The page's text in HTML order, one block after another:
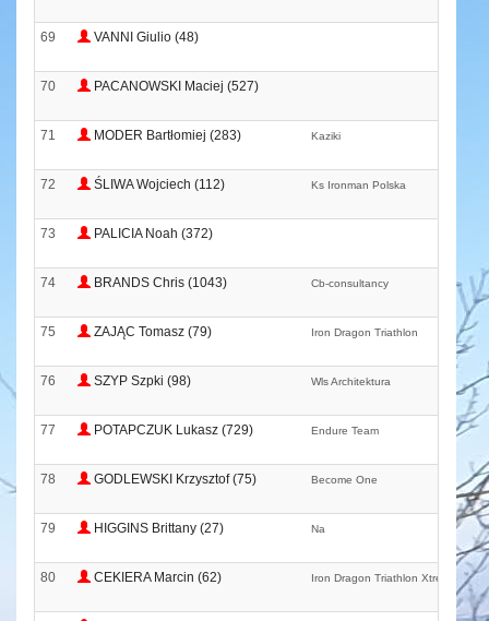
69 VANNI Giulio (48)
70 PACANOWSKI Maciej (527)
71 MODER Bartłomiej (283) Kaziki
72 ŚLIWA Wojciech (112) Ks Ironman Polska
73 PALICIA Noah (372)
74 BRANDS Chris (1043) Cb-consultancy
75 ZAJĄC Tomasz (79) Iron Dragon Triathlon
76 SZYP Szpki (98) Wls Architektura
77 POTAPCZUK Lukasz (729) Endure Team
78 GODLEWSKI Krzysztof (75) Become One
79 HIGGINS Brittany (27) Na
80 CEKIERA Marcin (62) Iron Dragon Triathlon Xtreme